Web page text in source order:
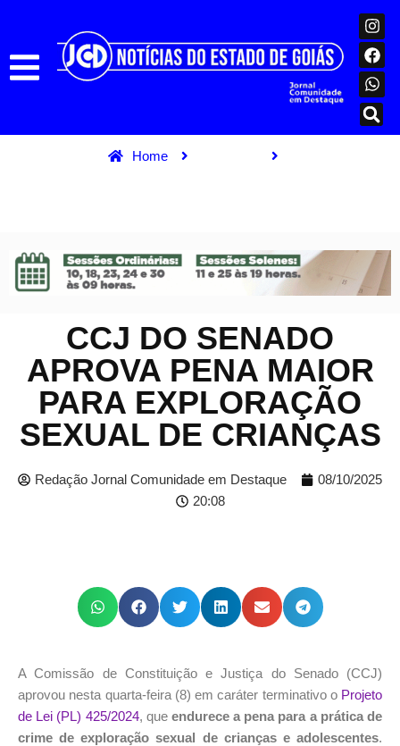
Home
CCJ DO SENADO
APROVA PENA MAIOR
PARA EXPLORAÇÃO
SEXUAL DE CRIANÇAS
Redação Jornal Comunidade em Destaque
08/10/2025
20:08
A Comissão de Constituição e Justiça do Senado (CCJ)
aprovou nesta quarta-feira (8) em caráter terminativo o Projeto
de Lei (PL) 425/2024, queendurece a pena para a prática de
crime de exploração sexual de crianças e adolescentes.